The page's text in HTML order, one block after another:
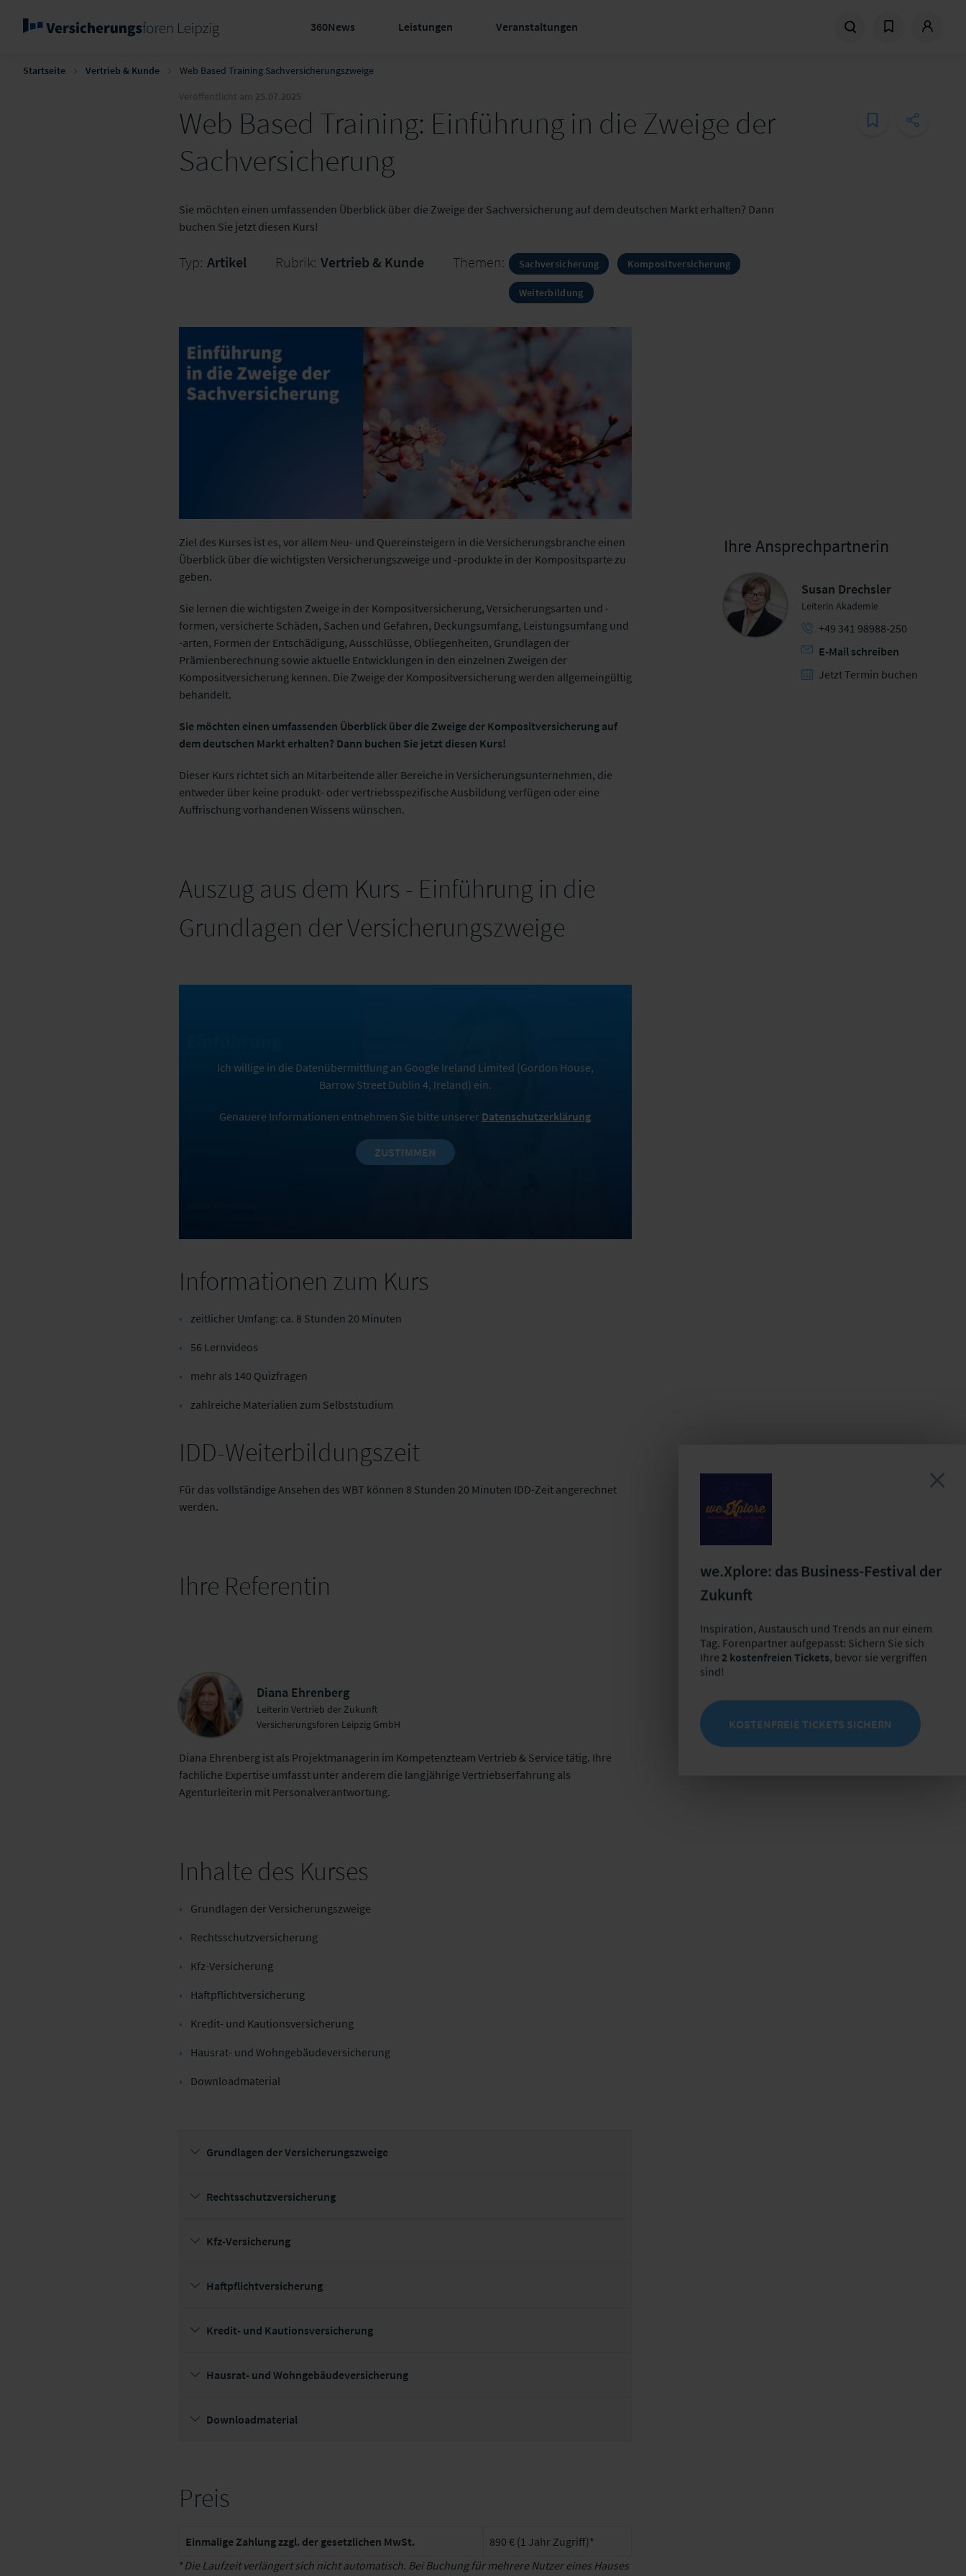
360News Leistungen Veranstaltungen
Startseite Vertrieb & Kunde
Web Based Training Sachversicherungszweige
Veröffentlicht am 25.07.2025
Web Based Training: Einführung in die Zweige der
Sachversicherung
Sie möchten einen umfassenden Überblick über die Zweige der Sachversicherung auf dem deutschen Markt erhalten? Dann
buchen Sie jetzt diesen Kurs!
Typ: Artikel Rubrik: Vertrieb & Kunde Themen: Sachversicherung Kompositversicherung
Weiterbildung
Ziel des Kurses ist es, vor allem Neu- und Quereinsteigern in die Versicherungsbranche einen
Überblick über die wichtigsten Versicherungszweige und -produkte in der Kompositsparte zu
geben.
Sie lernen die wichtigsten Zweige in der Kompositversicherung, Versicherungsarten und -
formen, versicherte Schäden, Sachen und Gefahren, Deckungsumfang, Leistungsumfang und
-arten, Formen der Entschädigung, Ausschlüsse, Obliegenheiten, Grundlagen der
Prämienberechnung sowie aktuelle Entwicklungen in den einzelnen Zweigen der
Kompositversicherung kennen. Die Zweige der Kompositversicherung werden allgemeingültig
behandelt.
Sie möchten einen umfassenden Überblick über die Zweige der Kompositversicherung auf
dem deutschen Markt erhalten? Dann buchen Sie jetzt diesen Kurs!
Dieser Kurs richtet sich an Mitarbeitende aller Bereiche in Versicherungsunternehmen, die
entweder über keine produkt- oder vertriebsspezifische Ausbildung verfügen oder eine
Auffrischung vorhandenen Wissens wünschen.
Auszug aus dem Kurs - Einführung in die
Grundlagen der Versicherungszweige
Ich willige in die Datenübermittlung an Google Ireland Limited (Gordon House,
Barrow Street Dublin 4, Ireland) ein.
Genauere Informationen entnehmen Sie bitte unserer Datenschutzerklärung
ZUSTIMMEN
Informationen zum Kurs
zeitlicher Umfang: ca. 8 Stunden 20 Minuten
56 Lernvideos
mehr als 140 Quizfragen
zahlreiche Materialien zum Selbststudium
IDD-Weiterbildungszeit
Für das vollständige Ansehen des WBT können 8 Stunden 20 Minuten IDD-Zeit angerechnet
werden.
Ihre Referentin
Diana Ehrenberg
Leiterin Vertrieb der Zukunft
Versicherungsforen Leipzig GmbH
Diana Ehrenberg ist als Projektmanagerin im Kompetenzteam Vertrieb & Service tätig. Ihre
fachliche Expertise umfasst unter anderem die langjährige Vertriebserfahrung als
Agenturleiterin mit Personalverantwortung.
Inhalte des Kurses
Grundlagen der Versicherungszweige
Rechtsschutzversicherung
Kfz-Versicherung
Haftpflichtversicherung
Kredit- und Kautionsversicherung
Hausrat- und Wohngebäudeversicherung
Downloadmaterial
Grundlagen der Versicherungszweige
Rechtsschutzversicherung
Kfz-Versicherung
Haftpflichtversicherung
Kredit- und Kautionsversicherung
Hausrat- und Wohngebäudeversicherung
Downloadmaterial
Preis
Einmalige Zahlung zzgl. der gesetzlichen MwSt.
890 € (1 Jahr Zugriff)*
* Die Laufzeit verlängert sich nicht automatisch. Bei Buchung für mehrere Nutzer eines Hauses
Ihre Ansprechpartnerin
Susan Drechsler
Leiterin Akademie
+49 341 98988-250
E-Mail schreiben
Jetzt Termin buchen
we.Xplore: das Business-Festival der
Zukunft
Inspiration, Austausch und Trends an nur einem
Tag. Forenpartner aufgepasst: Sichern Sie sich
Ihre 2 kostenfreien Tickets, bevor sie vergriffen
sind!
KOSTENFREIE TICKETS SICHERN